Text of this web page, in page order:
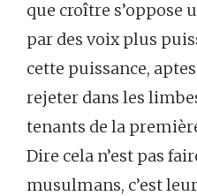
que croître s’oppose
par des voix plus
cette puissance,
rejeter dans les
tenants de la
Dire cela n’est pas
musulmans, c’est